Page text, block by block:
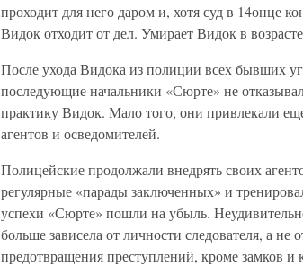
проходит для него даром и, хотя суд в 14онце
Видок отходит от дел. Умирает Видок в
После ухода Видока из полиции всех бывших
последующие начальники «Сюрте» не
практику Видок. Мало того, они привлекали
агентов и осведомителей.
Полицейские продолжали внедрять своих
регулярные «парады заключенных» и
успехи «Сюрте» пошли на убыль.
больше зависела от личности следователя, а не
предотвращения преступлений, кроме замков и